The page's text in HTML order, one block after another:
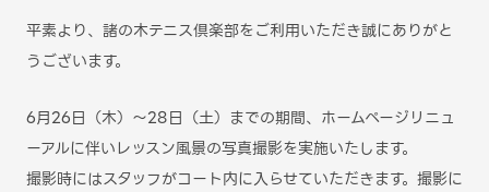
平素より、諸の木テニス倶楽部をご利用いただき誠にありがと
うございます。
6月26日（木）～28日（土）までの期間、ホームページリニュ
ーアルに伴いレッスン風景の写真撮影を実施いたします。
撮影時にはスタッフがコート内に入らせていただきます。撮影に